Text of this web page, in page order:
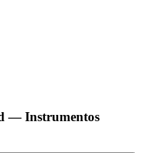
— Instrumentos